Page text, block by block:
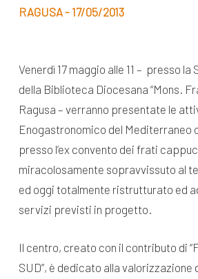
RAGUSA - 17/05/2013
Venerdì 17 maggio alle 11 – presso la
della Biblioteca Diocesana “Mons.
Ragusa – verranno presentate le
Enogastronomico del Mediterraneo
presso l’ex convento dei frati
miracolosamente sopravvissuto al
ed oggi totalmente ristrutturato ed
servizi previsti in progetto.
Il centro, creato con il contributo di
SUD”, è dedicato alla valorizzazione